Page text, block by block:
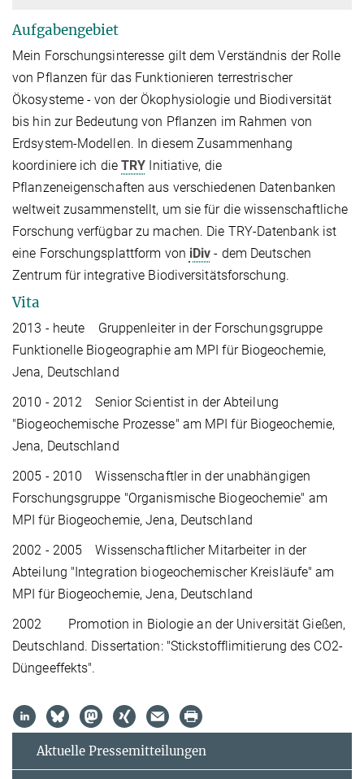
Aufgabengebiet
Mein Forschungsinteresse gilt dem Verständnis der Rolle
von Pflanzen für das Funktionieren terrestrischer
Ökosysteme - von der Ökophysiologie und Biodiversität
bis hin zur Bedeutung von Pflanzen im Rahmen von
Erdsystem-Modellen. In diesem Zusammenhang
koordiniere ich die TRY Initiative, die
Pflanzeneigenschaften aus verschiedenen Datenbanken
weltweit zusammenstellt, um sie für die wissenschaftliche
Forschung verfügbar zu machen. Die TRY-Datenbank ist
eine Forschungsplattform von iDiv - dem Deutschen
Zentrum für integrative Biodiversitätsforschung.
Vita
2013 - heute Gruppenleiter in der Forschungsgruppe
Funktionelle Biogeographie am MPI für Biogeochemie,
Jena, Deutschland
2010 - 2012 Senior Scientist in der Abteilung
"Biogeochemische Prozesse" am MPI für Biogeochemie,
Jena, Deutschland
2005 - 2010 Wissenschaftler in der unabhängigen
Forschungsgruppe "Organismische Biogeochemie" am
MPI für Biogeochemie, Jena, Deutschland
2002 - 2005 Wissenschaftlicher Mitarbeiter in der
Abteilung "Integration biogeochemischer Kreisläufe" am
MPI für Biogeochemie, Jena, Deutschland
2002 Promotion in Biologie an der Universität Gießen,
Deutschland. Dissertation: "Stickstofflimitierung des CO2-
Düngeeffekts".
Aktuelle Pressemitteilungen